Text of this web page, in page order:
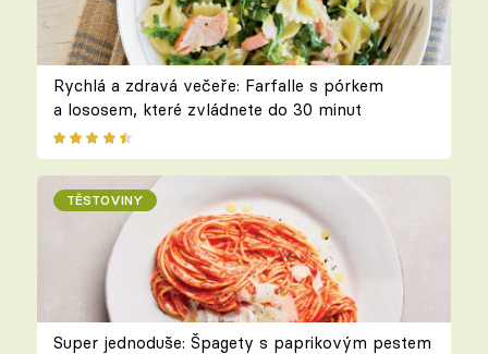
Rychlá a zdravá večeře: Farfalle s pórkem
a lososem, které zvládnete do 30 minut
TĚSTOVINY
Super jednoduše: Špagety s paprikovým pestem